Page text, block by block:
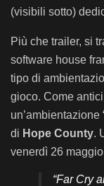
(visibili sotto)
Più che trailer, si
software house
tipo di
gioco. Come
di Hope County.
venerdì 26
“Far Cry